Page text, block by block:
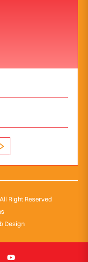
Right Reserved
Design